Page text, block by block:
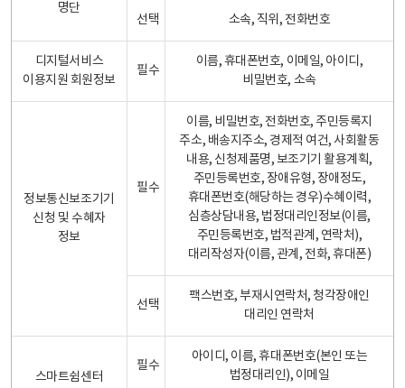
명단
선택 소속, 직위, 전화번호
디지털서비스
이용지원 회원정보
필수
이름, 휴대폰번호, 이메일, 아이디,
비밀번호, 소속
정보통신보조기기
신청 및 수혜자
정보
필수
이름, 비밀번호, 전화번호, 주민등록지
주소, 배송지주소, 경제적 여건, 사회활동
내용, 신청제품명, 보조기기 활용계획,
주민등록번호, 장애유형, 장애정도,
휴대폰번호(해당하는 경우)수혜이력,
심층상담내용, 법정대리인정보(이름,
주민등록번호, 법적관계, 연락처),
대리작성자(이름, 관계, 전화, 휴대폰)
선택
팩스번호, 부재시연락처, 청각장애인
대리인 연락처
스마트쉼센터
필수
아이디, 이름, 휴대폰번호(본인 또는
법정대리인), 이메일